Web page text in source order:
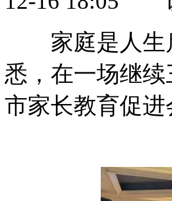
家庭是人生
悉，在一场继
市家长教育促